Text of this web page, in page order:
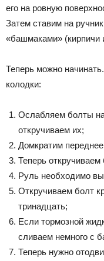
его на ровную
Затем ставим на
«башмаками» (кирпичи
Теперь можно
колодки:
Ослабляем болты
откручиваем их;
Домкратим
Теперь
Руль необходимо
Откручиваем болт
тринадцать;
Если тормозной
сливаем немного с
Теперь нужно